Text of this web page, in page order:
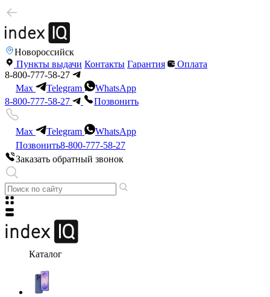
Новороссийск
Пункты выдачи Контакты Гарантия
Оплата
8-800-777-58-27
Max
Telegram
WhatsApp
8-800-777-58-27
Позвонить
Max Telegram
WhatsApp
Позвонить8-800-777-58-27
Заказать обратный звонок
Каталог